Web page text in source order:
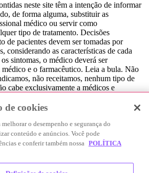
neste site têm a intenção de informar
de forma alguma, substituir as
médico ou servir como
tipo de tratamento. Decisões
de pacientes devem ser tomadas por
considerando as características de cada
sintomas, o médico deverá ser
e o farmacêutico. Leia a bula. Não
não receitamos, nenhum tipo de
cabe exclusivamente a médicos e
somos uma loja ou marketplace, ou seja,
mais barato, comparando os preços de
Contribuímos e damos auxílio para que sua
mas a finalização da compra
lojas parceiras.
S.A. - todos os direitos reservados.
de cookies
o desempenho e segurança do
conteúdo e anúncios. Você pode
e conferir também nossa POLÍTICA